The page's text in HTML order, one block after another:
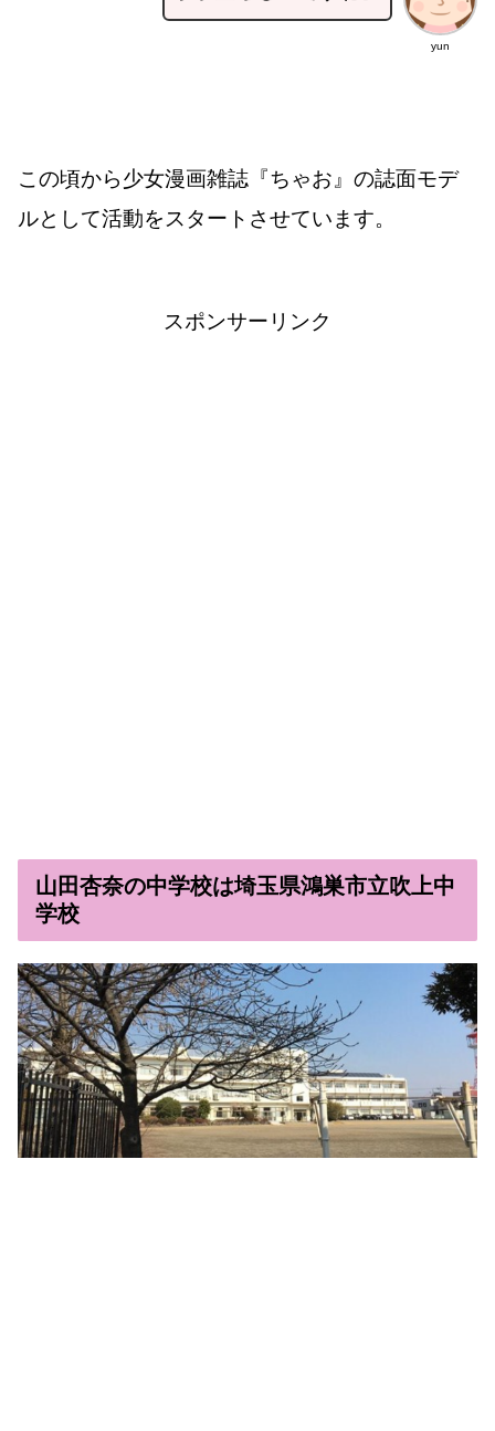
yun
この頃から少女漫画雑誌『ちゃお』の誌面モデ
ルとして活動をスタートさせています。
スポンサーリンク
山田杏奈の中学校は埼玉県鴻巣市立吹上中
学校